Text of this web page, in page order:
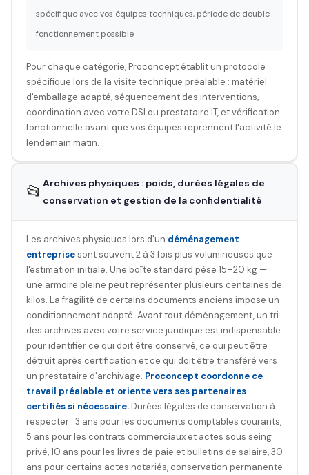
spécifique avec vos équipes techniques, période de double
fonctionnement possible
Pour chaque catégorie, Proconcept établit un protocole
spécifique lors de la visite technique préalable : matériel
d'emballage adapté, séquencement des interventions,
coordination avec votre DSI ou prestataire IT, et vérification
fonctionnelle avant que vos équipes reprennent l'activité le
lendemain matin.
📂 Archives physiques : poids, durées légales de
conservation et gestion de la confidentialité
Les archives physiques lors d'un déménagement
entreprisesont souvent 2 à 3 fois plus volumineuses que
l'estimation initiale. Une boîte standard pèse 15–20 kg —
une armoire pleine peut représenter plusieurs centaines de
kilos. La fragilité de certains documents anciens impose un
conditionnement adapté. Avant tout déménagement, un tri
des archives avec votre service juridique est indispensable
pour identifier ce qui doit être conservé, ce qui peut être
détruit après certification et ce qui doit être transféré vers
un prestataire d'archivage. Proconcept coordonne ce
travail préalable et oriente vers ses partenaires
certifiés si nécessaire.Durées légales de conservation à
respecter : 3 ans pour les documents comptables courants,
5 ans pour les contrats commerciaux et actes sous seing
privé, 10 ans pour les livres de paie et bulletins de salaire, 30
ans pour certains actes notariés, conservation permanente